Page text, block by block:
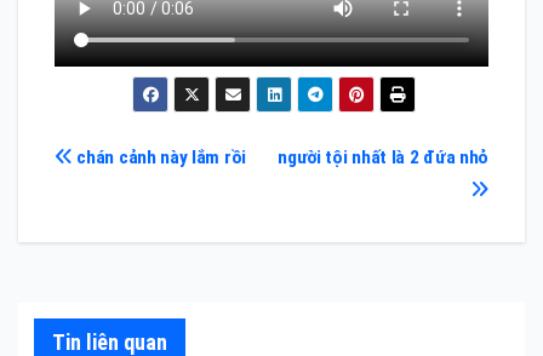
Điều
viết
người tội nhất là 2 đứa nhỏ
chán cảnh này lắm rồi
Tin liên quan